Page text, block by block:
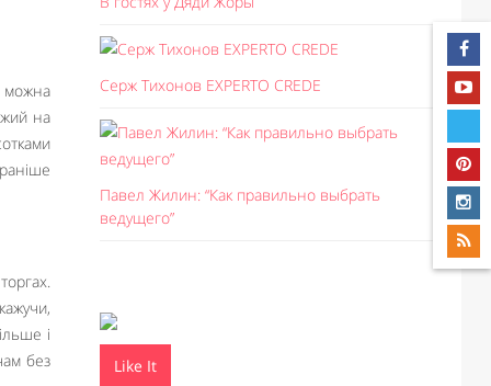
можна
на
і
без
Серж Тихонов EXPERTO CREDE
Павел Жилин: “Как правильно выбрать
ведущего”
Like It